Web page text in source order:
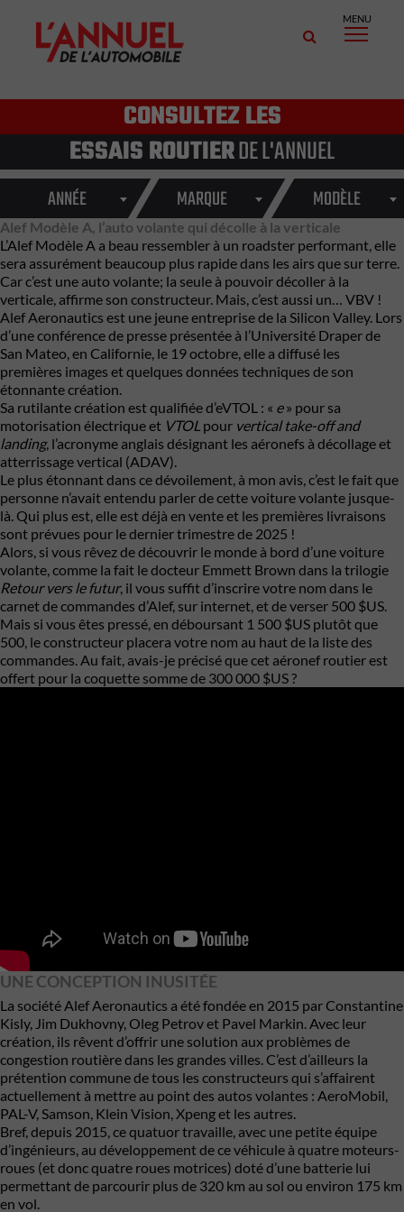
MENU
CONSULTEZ LES
ESSAIS ROUTIERDE L'ANNUEL
ANNÉE MARQUE MODÈLE
Alef Modèle A, l’auto volante qui décolle à la verticale
L’Alef Modèle A a beau ressembler à un roadster performant, elle
sera assurément beaucoup plus rapide dans les airs que sur terre.
Car c’est une auto volante; la seule à pouvoir décoller à la
verticale, affirme son constructeur. Mais, c’est aussi un… VBV !
Alef Aeronautics est une jeune entreprise de la Silicon Valley. Lors
d’une conférence de presse présentée à l’Université Draper de
San Mateo, en Californie, le 19 octobre, elle a diffusé les
premières images et quelques données techniques de son
étonnante création.
Sa rutilante création est qualifiée d’eVTOL : « e» pour sa
motorisation électrique et VTOL pour vertical take-off and
landing, l’acronyme anglais désignant les aéronefs à décollage et
atterrissage vertical (ADAV).
Le plus étonnant dans ce dévoilement, à mon avis, c’est le fait que
personne n’avait entendu parler de cette voiture volante jusque-
là. Qui plus est, elle est déjà en vente et les premières livraisons
sont prévues pour le dernier trimestre de 2025 !
Alors, si vous rêvez de découvrir le monde à bord d’une voiture
volante, comme la fait le docteur Emmett Brown dans la trilogie
Retour vers le futur, il vous suffit d’inscrire votre nom dans le
carnet de commandes d’Alef, sur internet, et de verser 500 $US.
Mais si vous êtes pressé, en déboursant 1 500 $US plutôt que
500, le constructeur placera votre nom au haut de la liste des
commandes. Au fait, avais-je précisé que cet aéronef routier est
offert pour la coquette somme de 300 000 $US ?
UNE CONCEPTION INUSITÉE
La société Alef Aeronautics a été fondée en 2015 par Constantine
Kisly, Jim Dukhovny, Oleg Petrov et Pavel Markin. Avec leur
création, ils rêvent d’offrir une solution aux problèmes de
congestion routière dans les grandes villes. C’est d’ailleurs la
prétention commune de tous les constructeurs qui s’affairent
actuellement à mettre au point des autos volantes : AeroMobil,
PAL-V,Samson, Klein Vision, Xpeng et les autres.
Bref, depuis 2015, ce quatuor travaille, avec une petite équipe
d’ingénieurs, au développement de ce véhicule à quatre moteurs-
roues (et donc quatre roues motrices) doté d’une batterie lui
permettant de parcourir plus de 320 km au sol ou environ 175 km
en vol.